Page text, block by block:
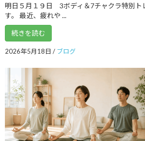
2022年9月
2022年5月
2022年4月
2022年3月
2022年2月
明日５月１９日 3ボディ＆7チャクラ特別ト
す。 最近、疲れや ...
続きを読む
2026年5月18日 / ブログ